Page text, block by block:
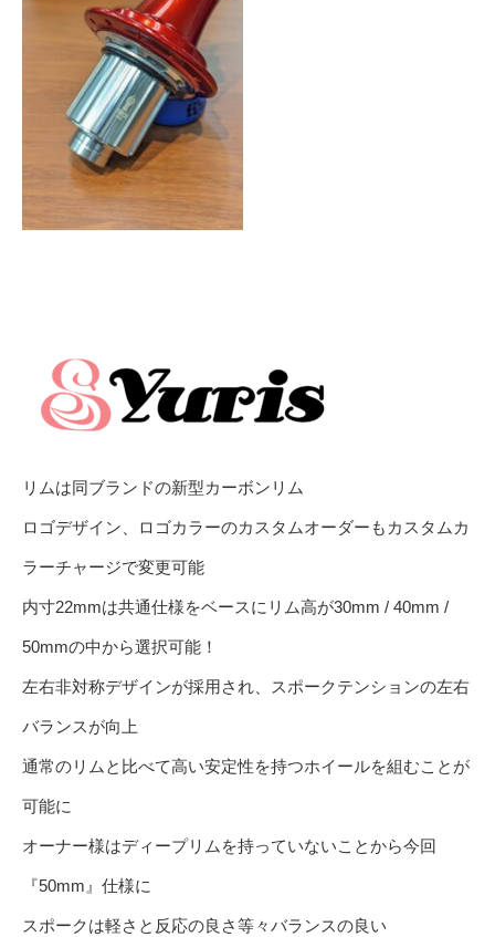
リムは同ブランドの新型カーボンリム
ロゴデザイン、ロゴカラーのカスタムオーダーもカスタムカ
ラーチャージで変更可能
内寸22mmは共通仕様をベースにリム高が30mm / 40mm /
50mmの中から選択可能！
左右非対称デザインが採用され、スポークテンションの左右
バランスが向上
通常のリムと比べて高い安定性を持つホイールを組むことが
可能に
オーナー様はディープリムを持っていないことから今回
『50mm』仕様に
スポークは軽さと反応の良さ等々バランスの良い